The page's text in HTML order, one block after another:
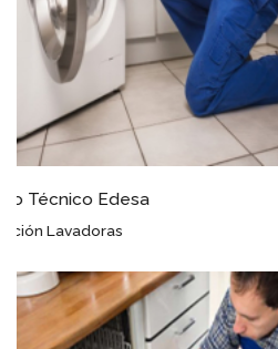
Servicio Técnico Edesa
Puestas a Punto